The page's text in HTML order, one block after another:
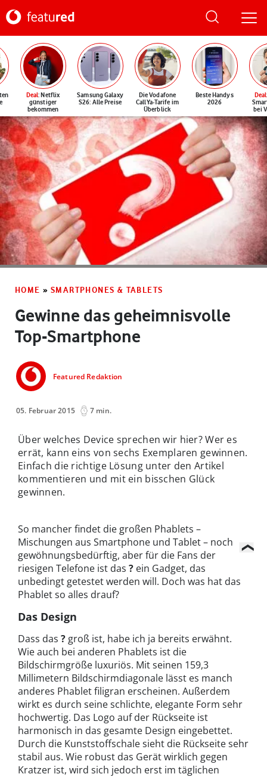
Deal: Netflix
günstiger
bekommen
Samsung Galaxy
S26: Alle Preise
Die Vodafone
CallYa-Tarife im
Überblick
Beste Handys
2026
Deal
bei
HOME » SMARTPHONES & TABLETS
Gewinne das geheimnisvolle
Top-Smartphone
Featured Redaktion
05. Februar 2015 7 min.
Über welches Device sprechen wir hier? Wer es
errät, kann eins von sechs Exemplaren gewinnen.
Einfach die richtige Lösung unter den Artikel
kommentieren und mit ein bisschen Glück
gewinnen.
So mancher findet die großen Phablets –
Mischungen aus Smartphone und Tablet – noch
gewöhnungsbedürftig, aber für die Fans der
riesigen Telefone ist das ? ein Gadget, das
unbedingt getestet werden will. Doch was hat das
Phablet so alles drauf?
Das Design
Dass das ? groß ist, habe ich ja bereits erwähnt.
Wie auch bei anderen Phablets ist die
Bildschirmgröße luxuriös. Mit seinen 159,3
Millimetern Bildschirmdiagonale lässt es manch
anderes Phablet filigran erscheinen. Außerdem
wirkt es durch seine schlichte, elegante Form sehr
hochwertig. Das Logo auf der Rückseite ist
harmonisch in das gesamte Design eingebettet.
Durch die Kunststoffschale sieht die Rückseite sehr
stabil aus. Wie robust das Gerät wirklich gegen
Kratzer ist, wird sich jedoch erst im täglichen